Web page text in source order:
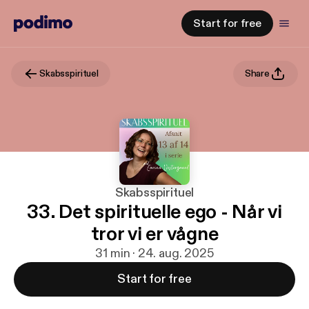
Start for free
Skabsspirituel Share
Skabsspirituel
33. Det spirituelle ego - Når vi
tror vi er vågne
31 min · 24. aug. 2025
Start for free